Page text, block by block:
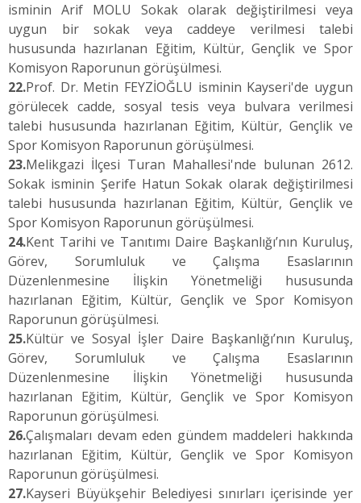
isminin Arif MOLU Sokak olarak değiştirilmesi veya
uygun bir sokak veya caddeye verilmesi talebi
hususunda hazırlanan Eğitim, Kültür, Gençlik ve Spor
Komisyon Raporunun görüşülmesi.
22.Prof. Dr. Metin FEYZİOĞLU isminin Kayseri'de uygun
görülecek cadde, sosyal tesis veya bulvara verilmesi
talebi hususunda hazırlanan Eğitim, Kültür, Gençlik ve
Spor Komisyon Raporunun görüşülmesi.
23.Melikgazi İlçesi Turan Mahallesi'nde bulunan 2612.
Sokak isminin Şerife Hatun Sokak olarak değiştirilmesi
talebi hususunda hazırlanan Eğitim, Kültür, Gençlik ve
Spor Komisyon Raporunun görüşülmesi.
24.Kent Tarihi ve Tanıtımı Daire Başkanlığı’nın Kuruluş,
Görev, Sorumluluk ve Çalışma Esaslarının
Düzenlenmesine İlişkin Yönetmeliği hususunda
hazırlanan Eğitim, Kültür, Gençlik ve Spor Komisyon
Raporunun görüşülmesi.
25.Kültür ve Sosyal İşler Daire Başkanlığı’nın Kuruluş,
Görev, Sorumluluk ve Çalışma Esaslarının
Düzenlenmesine İlişkin Yönetmeliği hususunda
hazırlanan Eğitim, Kültür, Gençlik ve Spor Komisyon
Raporunun görüşülmesi.
26.Çalışmaları devam eden gündem maddeleri hakkında
hazırlanan Eğitim, Kültür, Gençlik ve Spor Komisyon
Raporunun görüşülmesi.
27.Kayseri Büyükşehir Belediyesi sınırları içerisinde yer